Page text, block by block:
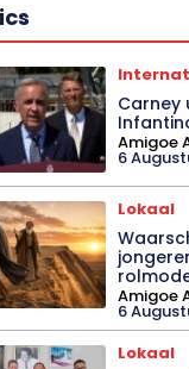
Carney
Amigoe
6
Lokaal
Amigoe
6
Lokaal